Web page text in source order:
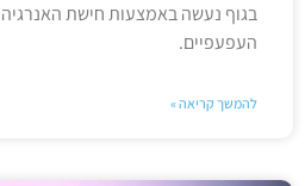
בגוף נעשה באמצעות חישת האנרגיה,
העפעפיים.
להמשך קריאה »